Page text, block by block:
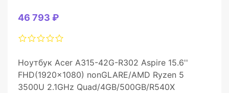
46 793 ₽
Ноутбук Acer A315-42G-R302 Aspire 15.6''
FHD(1920x1080) nonGLARE/AMD Ryzen 5
3500U 2.1GHz Quad/4GB/500GB/R540X